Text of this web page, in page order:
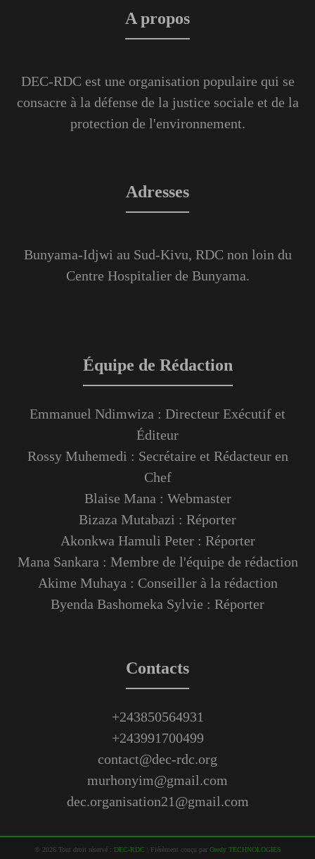
A propos
DEC-RDC est une organisation populaire qui se
consacre à la défense de la justice sociale et de la
protection de l'environnement.
Adresses
Bunyama-Idjwi au Sud-Kivu, RDC non loin du
Centre Hospitalier de Bunyama.
Équipe de Rédaction
Emmanuel Ndimwiza : Directeur Exécutif et
Éditeur
Rossy Muhemedi : Secrétaire et Rédacteur en
Chef
Blaise Mana : Webmaster
Bizaza Mutabazi : Réporter
Akonkwa Hamuli Peter : Réporter
Mana Sankara : Membre de l'équipe de rédaction
Akime Muhaya : Conseiller à la rédaction
Byenda Bashomeka Sylvie : Réporter
Contacts
+243850564931
+243991700499
contact@dec-rdc.org
murhonyim@gmail.com
dec.organisation21@gmail.com
© 2026Tout droit réservé : DEC-RDC Fiérèment conçu par Oredy TECHNOLOGIES